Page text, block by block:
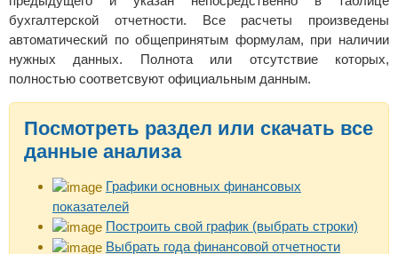
бухгалтерской отчетности. Все расчеты произведены
автоматический по общепринятым формулам, при наличии
нужных данных. Полнота или отсутствие которых,
полностью соответсвуют официальным данным.
Посмотреть раздел или скачать все
данные анализа
Графики основных финансовых
показателей
Построить свой график (выбрать строки)
Выбрать года финансовой отчетности